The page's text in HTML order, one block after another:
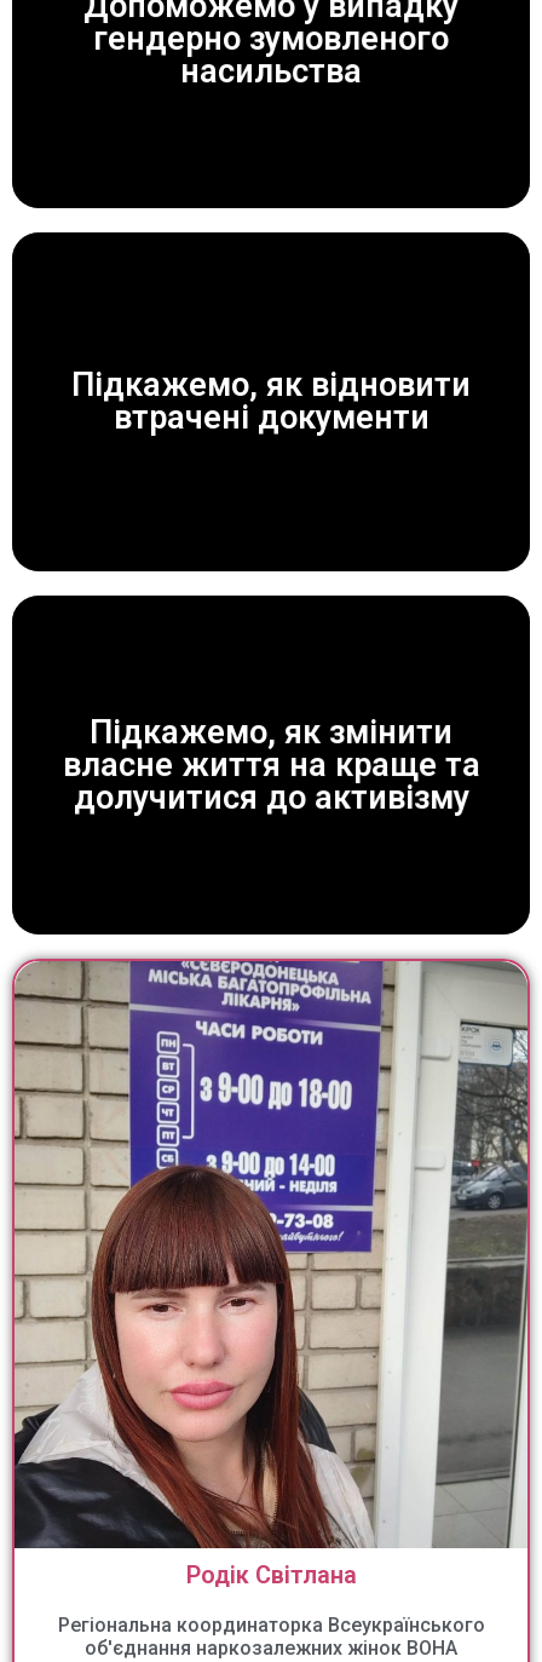
гендерно зумовленого
насильства
ЗАВЖДИ ДОПОМОЖЕМО!
Підкажемо, як відновити
втрачені документи
ЗАВЖДИ ДОПОМОЖЕМО!
Підкажемо, як змінити
власне життя на краще та
долучитися до активізму
ЗАВЖДИ ДОПОМОЖЕМО!
Родік Світлана
Регіональна координаторка Всеукраїнського
об'єднання наркозалежних жінок ВОНА